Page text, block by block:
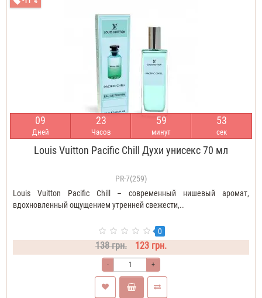
09
Дней
23
Часов
59
минут
53
сек
Louis Vuitton Pacific Chill Духи унисекс 70 мл
PR-7(259)
Louis Vuitton Pacific Chill – современный нишевый аромат,
вдохновленный ощущением утренней свежести,..
0
138 грн. 123 грн.
- +